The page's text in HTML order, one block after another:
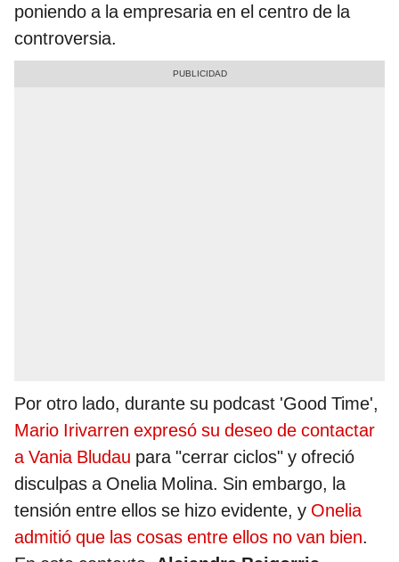
poniendo a la empresaria en el centro de la
controversia.
Por otro lado, durante su podcast 'Good Time',
Mario Irivarren expresó su deseo de contactar
a Vania Bludau para "cerrar ciclos" y ofreció
disculpas a Onelia Molina. Sin embargo, la
tensión entre ellos se hizo evidente, y Onelia
admitió que las cosas entre ellos no van bien.